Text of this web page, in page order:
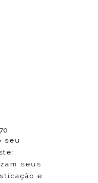
seu
seus
e